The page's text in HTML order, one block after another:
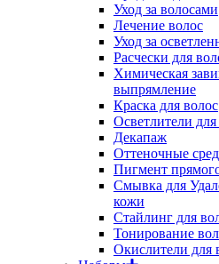
Уход за волосами
Лечение волос
Уход за
Расчески для
Химическая
выпрямление
Краска для волос
Осветлители для
Декапаж
Оттеночные
Пигмент
Смывка для
кожи
Стайлинг для
Тонирование
Окислители для